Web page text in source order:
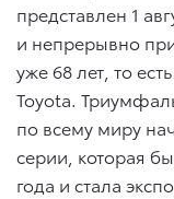
представлен 1
и непрерывно
уже 68 лет, то
Toyota.
по всему миру
серии, которая
года и стала